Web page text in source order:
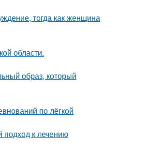
тогда как женщина
области.
образ, который
по лёгкой
подход к лечению